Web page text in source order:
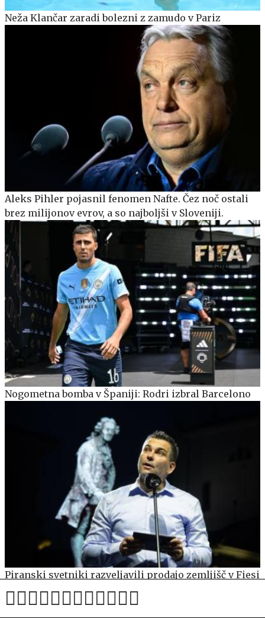
Neža Klančar zaradi bolezni z zamudo v Pariz
Aleks Pihler pojasnil fenomen Nafte. Čez noč ostali
brez milijonov evrov, a so najboljši v Sloveniji.
Nogometna bomba v Španiji: Rodri izbral Barcelono
Piranski svetniki razveljavili prodajo zemljišč v Fiesi